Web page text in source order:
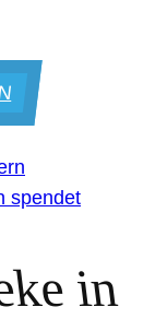
spendet
in